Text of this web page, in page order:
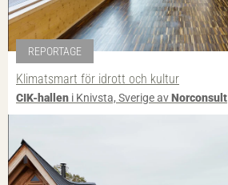
REPORTAGE
Klimatsmart för idrott och kultur
CIK-hallen i Knivsta, Sverige avNorconsult